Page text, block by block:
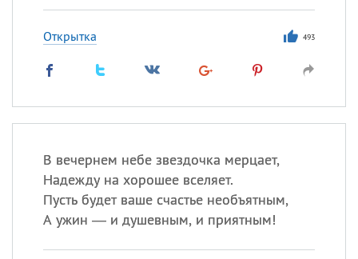
Открытка 493
В вечернем небе звездочка мерцает,
Надежду на хорошее вселяет.
Пусть будет ваше счастье необъятным,
А ужин — и душевным, и приятным!